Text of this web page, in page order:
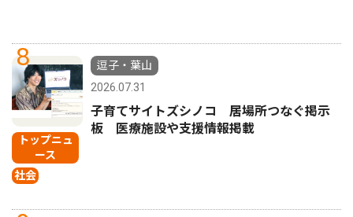
8
トップニュ
ース
社会
逗子・葉山
2026.07.31
子育てサイトズシノコ 居場所つなぐ掲示
板 医療施設や支援情報掲載